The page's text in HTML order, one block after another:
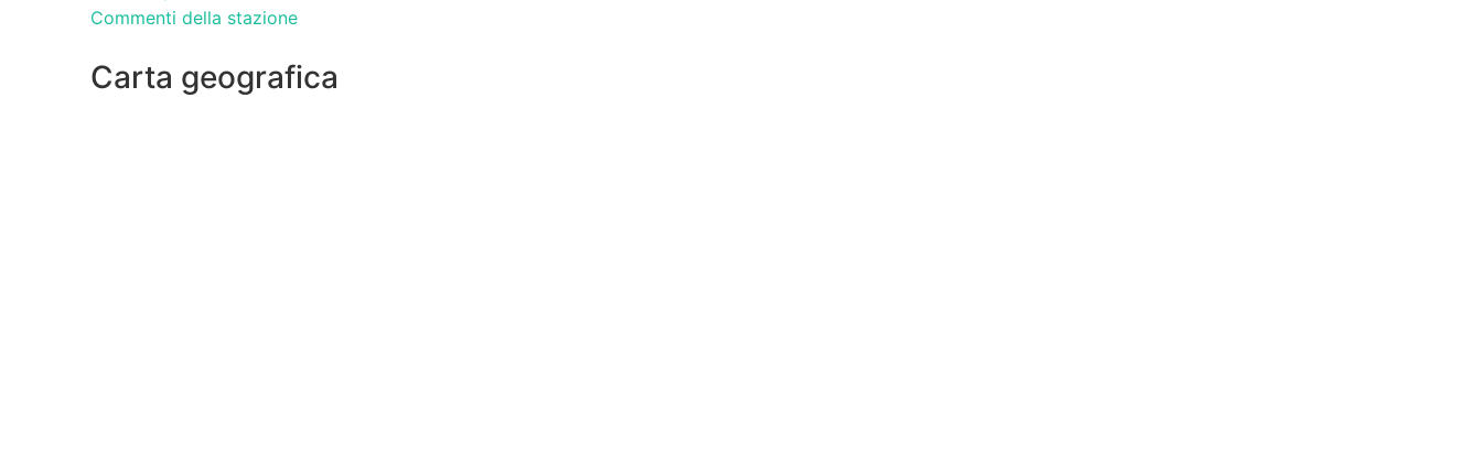
Commenti della stazione
Carta geografica